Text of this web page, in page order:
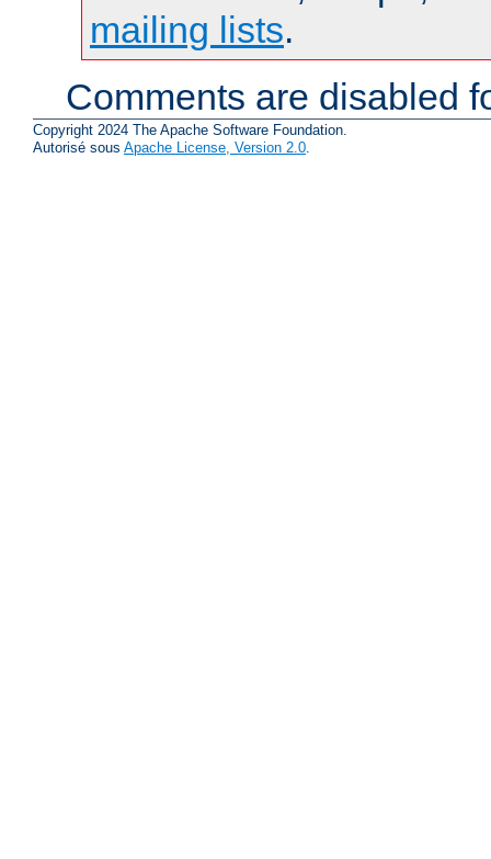
mailing lists.
Comments are disabled
Copyright 2024 The Apache Software Foundation.
Autorisé sous Apache License, Version 2.0.